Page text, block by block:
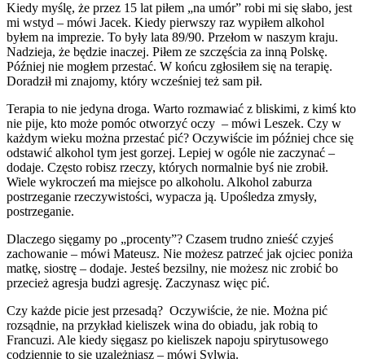
Kiedy myślę, że przez 15 lat piłem „na umór” robi mi się słabo, jest
mi wstyd – mówi Jacek. Kiedy pierwszy raz wypiłem alkohol
byłem na imprezie. To były lata 89/90. Przełom w naszym kraju.
Nadzieja, że będzie inaczej. Piłem ze szczęścia za inną Polskę.
Później nie mogłem przestać. W końcu zgłosiłem się na terapię.
Doradził mi znajomy, który wcześniej też sam pił.
Terapia to nie jedyna droga. Warto rozmawiać z bliskimi, z kimś kto
nie pije, kto może pomóc otworzyć oczy – mówi Leszek. Czy w
każdym wieku można przestać pić? Oczywiście im później chce się
odstawić alkohol tym jest gorzej. Lepiej w ogóle nie zaczynać –
dodaje. Często robisz rzeczy, których normalnie byś nie zrobił.
Wiele wykroczeń ma miejsce po alkoholu. Alkohol zaburza
postrzeganie rzeczywistości, wypacza ją. Upośledza zmysły,
postrzeganie.
Dlaczego sięgamy po „procenty”? Czasem trudno znieść czyjeś
zachowanie – mówi Mateusz. Nie możesz patrzeć jak ojciec poniża
matkę, siostrę – dodaje. Jesteś bezsilny, nie możesz nic zrobić bo
przecież agresja budzi agresję. Zaczynasz więc pić.
Czy każde picie jest przesadą? Oczywiście, że nie. Można pić
rozsądnie, na przykład kieliszek wina do obiadu, jak robią to
Francuzi. Ale kiedy sięgasz po kieliszek napoju spirytusowego
codziennie to się uzależniasz – mówi Sylwia.